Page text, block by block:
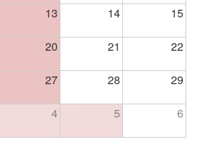
13 14 15
20 21 22
27 28 29
4 5 6